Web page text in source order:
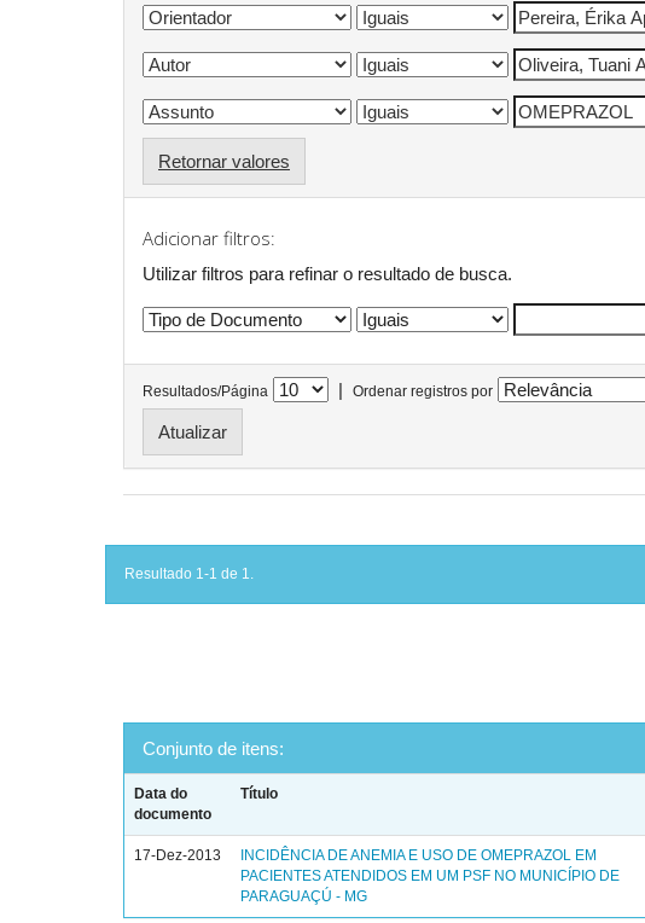
Retornar valores
Adicionar filtros:
Utilizar filtros para refinar o resultado de busca.
Resultados/Página | Ordenar registros por
Resultado 1-1 de 1.
Conjunto de itens:
Data do
documento
Título
17-Dez-2013
INCIDÊNCIA DE ANEMIA E USO DE OMEPRAZOL EM
PACIENTES ATENDIDOS EM UM PSF NO MUNICÍPIO DE
PARAGUAÇÚ - MG